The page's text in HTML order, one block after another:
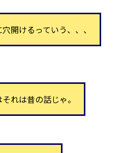
開けるっていう、、、
れは昔の話じゃ。